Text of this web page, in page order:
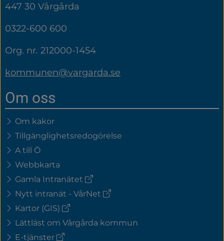
447 30 Vårgårda
0322-600 600
Org. nr. 212000-1454
kommunen@vargarda.se
Om oss
Om kakor
Tillgänglighetsredogörelse
A till Ö
Webbkarta
Gamla Intranätet (extern
länk)
Nytt intranät - VårNet (extern
Kartor (GIS) (extern
länk)
Lättläst om Vårgårda kommun
E-tjänster (extern